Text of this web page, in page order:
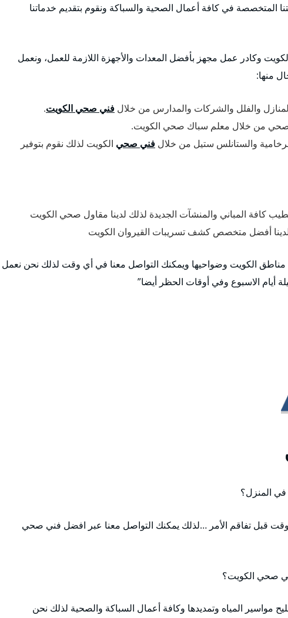
في كافة أعمال الصحية والسباكة ونقوم بتقديم خدماتنا
وكادر عمل مجهز بأفضل المعدات والأجهزة اللازمة للعمل، ونعمل
منها:
والفلل والشركات والمدارس من خلال فني صحي الكويت.
من خلال معلم سباك صحي الكويت.
والستانلس ستيل من خلال فني صحي الكويت لذلك نقوم بتوفير
كافة المباني والمنشآت الجديدة لذلك لدينا مقاول صحي الكويت
أفضل متخصص كشف تسريبات القيروان الكويت
مناطق الكويت وضواحيها ويمكنك التواصل معنا في أي وقت لذلك نحن نعمل
المنزل؟
قبل تفاقم الأمر …لذلك يمكنك التواصل معنا عبر افضل فني صحي
صحي الكويت؟
مواسير المياه وتمديدها وكافة أعمال السباكة والصحية لذلك نحن